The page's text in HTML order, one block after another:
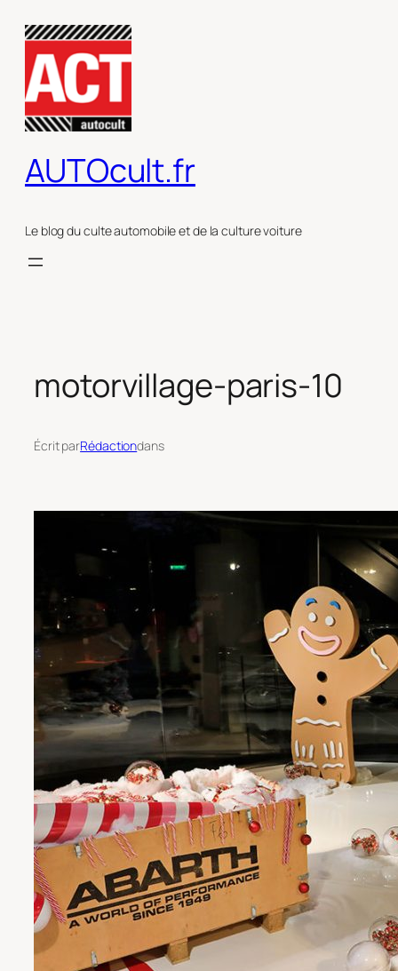
contenu
AUTOcult.fr
Le blog du culte automobile et de la culture voiture
motorvillage-paris-10
Écrit parRédactiondans